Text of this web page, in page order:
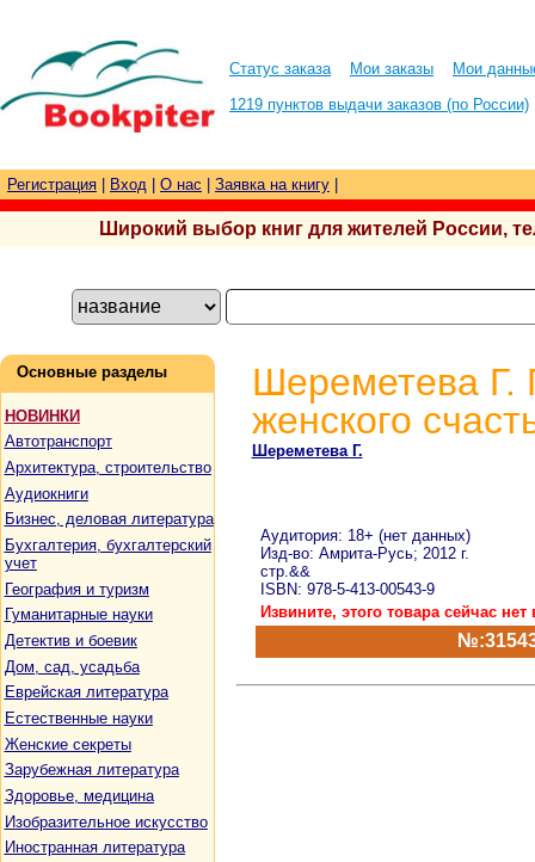
Статус заказа Мои заказы
Мои
1219 пунктов выдачи заказов (по России)
Регистрация Вход О нас Заявка на книгу
Широкий выбор книг для жителей России,
Основные разделы
НОВИНКИ
Автотранспорт
Архитектура, строительство
Аудиокниги
Бизнес, деловая литература
Бухгалтерия, бухгалтерский
учет
География и туризм
Гуманитарные науки
Детектив и боевик
Дом, сад, усадьба
Еврейская литература
Естественные науки
Женские секреты
Зарубежная литература
Здоровье, медицина
Изобразительное искусство
Иностранная литература
Шереметева Г.
женского
Шереметева Г.
Аудитория: 18+ (нет данных)
Изд-во: Амрита-Русь; 2012 г.
стр.&&
ISBN: 978-5-413-00543-9
Извините, этого товара сейчас